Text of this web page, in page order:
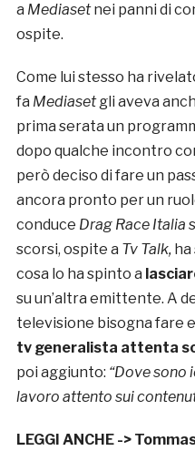
a Mediasetnei panni di
ospite.
Come lui stesso ha
fa Mediasetgli aveva
prima serata un
dopo qualche incontro
però deciso di fare un
ancora pronto per un
conduce Drag Race Italia
scorsi, ospite a Tv Talk,
cosa lo ha spinto a
su un’altra emittente. A
televisione bisogna fare
tv generalista attenta
poi aggiunto: “Dove sono
lavoro attento sui
LEGGI ANCHE ->